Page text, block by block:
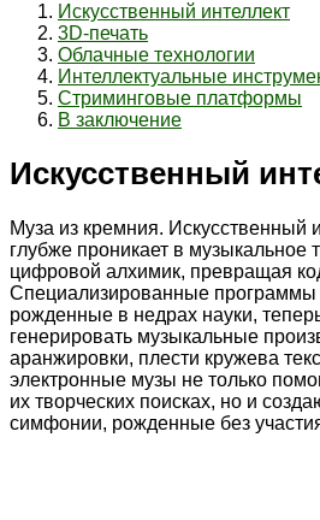
Искусственный интеллект
3D-печать
Облачные технологии
Интеллектуальные
Стриминговые платформы
В заключение
Искусственный
Муза из кремния. Искусственный
глубже проникает в музыкальное
цифровой алхимик, превращая
Специализированные программы
рожденные в недрах науки,
генерировать музыкальные
аранжировки, плести кружева
электронные музы не только
их творческих поисках, но и
симфонии, рожденные без